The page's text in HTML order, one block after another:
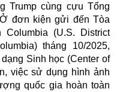
Trump cùng cựu Tổng
đơn kiện gửi đến Tòa
(U.S. District
tháng 10/2025,
Sinh học (Center of
việc sử dụng hình ảnh
quốc gia hoàn toàn